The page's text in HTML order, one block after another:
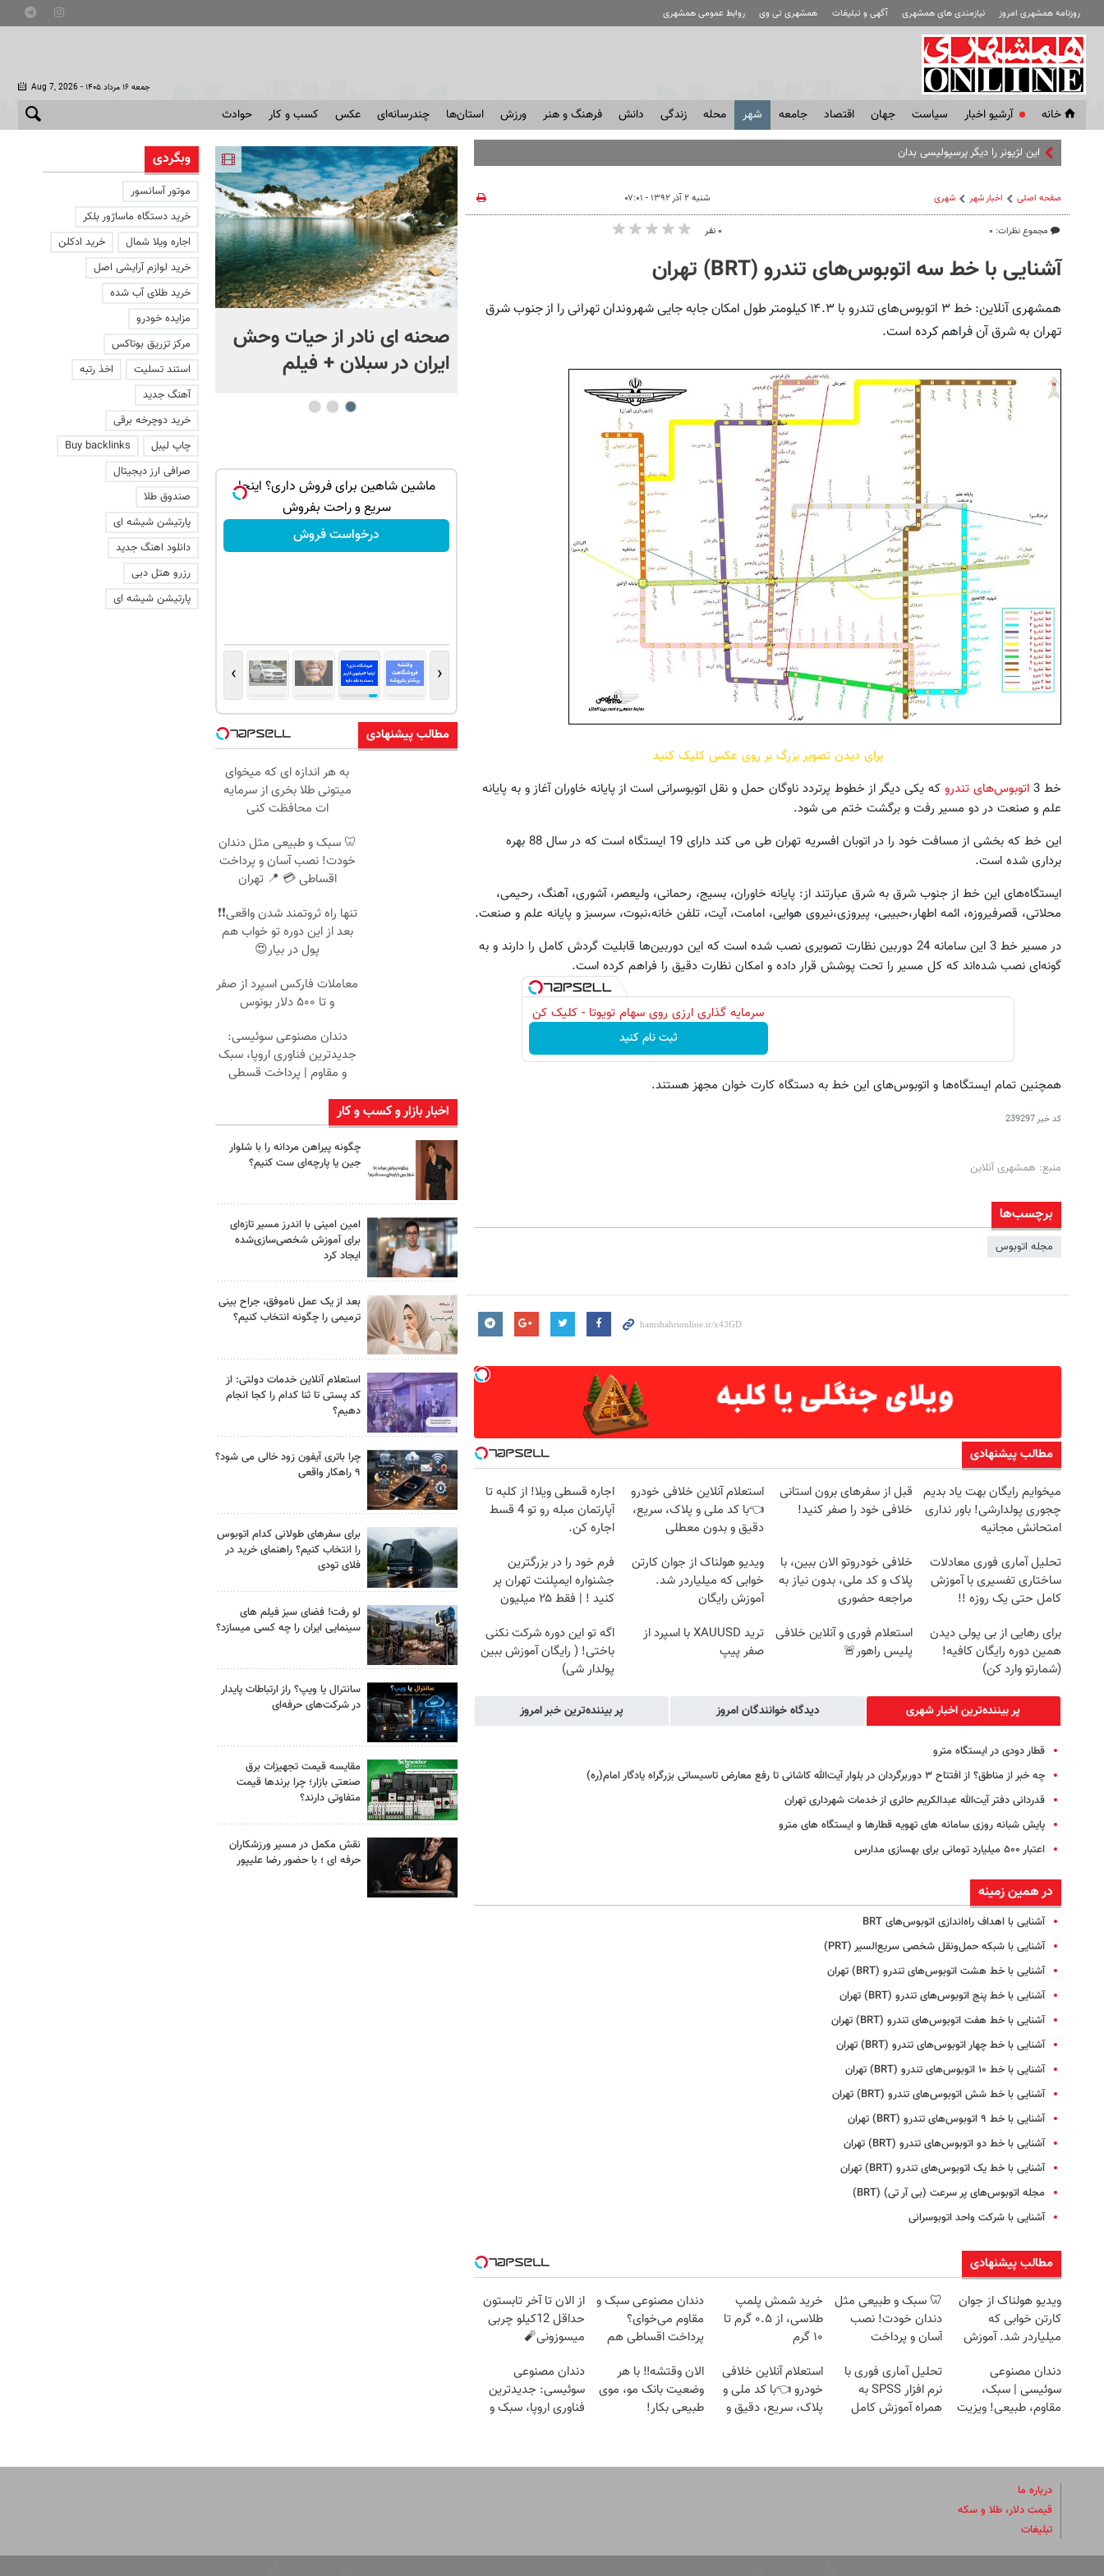
روزنامه همشهری امروز نیازمندی های همشهری آگهی و تبلیغات همشهری تی وی روابط عمومی همشهری
Aug 7, 2026 - جمعه ۱۶ مرداد ۱۴۰۵
خانه آرشیو اخبار سياست جهان اقتصاد جامعه شهر محله زندگی دانش فرهنگ و هنر ورزش استان‌ها چندرسانه‌ای عکس کسب و کار حوادث
این لژیونر را دیگر پرسپولیسی بدانید؛ فقط پرسپولیس
صفحه اصلی اخبار شهر شهری
مجموع نظرات: ۰
شنبه ۲ آذر ۱۳۹۲ - ۰۷:۰۱
۰ نفر
آشنایی با خط سه اتوبوس‌های تندرو (BRT) تهران
همشهری آنلاین: خط ۳ اتوبوس‌های تندرو با ۱۴.۳ کیلومتر طول امکان جابه جایی شهروندان تهرانی را از جنوب شرق
تهران به شرق آن فراهم کرده است.
برای دیدن تصویر بزرگ بر روی عکس کلیک کنید
خط 3
اتوبوس‌های تندرو که یکی دیگر از خطوط پرتردد ناوگان حمل و نقل اتوبوسرانی است از پایانه خاوران آغاز و به پایانه
علم و صنعت در دو مسیر رفت و برگشت ختم می شود.
این خط که بخشی از مسافت خود را در اتوبان افسریه تهران طی می کند دارای 19 ایستگاه است که در سال 88 بهره
برداری شده است.
ایستگاه‌های این خط از جنوب شرق به شرق عبارتند از: پایانه خاوران، بسیج، رحمانی، ولیعصر، آشوری، آهنگ، رحیمی،
محلاتی، قصرفیروزه، ائمه اطهار،حبیبی، پیروزی،نیروی هوایی، امامت، آیت، تلفن خانه،نبوت، سرسبز و پایانه علم و صنعت.
در مسیر خط 3 این سامانه 24 دوربین نظارت تصویری نصب شده است که این دوربین‌ها قابلیت گردش کامل را دارند و به
گونه‌ای نصب شده‌اند که کل مسیر را تحت پوشش قرار داده و امکان نظارت دقیق را فراهم کرده است.
سرمایه گذاری ارزی روی سهام تویوتا - کلیک کن
ثبت نام کنید
همچنین تمام ایستگاه‌ها و اتوبوس‌های این خط به دستگاه کارت خوان مجهز هستند.
کد خبر239297
منبع: همشهری آنلاین
برچسب‌ها
مجله اتوبوس
مطالب پیشنهادی
میخوایم رایگان بهت یاد بدیم
چجوری پولدارشی! باور نداری
امتحانش مجانیه
قبل از سفرهای برون استانی
خلافی خود را صفر کنید!
استعلام آنلاین خلافی خودرو
👈با کد ملی و پلاک، سریع،
دقیق و بدون معطلی
اجاره‌ قسطی ویلا! از کلبه تا
آپارتمان مبله رو تو 4 قسط
اجاره کن.
تحلیل آماری فوری معادلات
ساختاری تفسیری با آموزش
کامل حتی یک روزه !!
خلافی خودروتو الان ببین، با
پلاک و کد ملی، بدون نیاز به
مراجعه حضوری
ویدیو هولناک از جوان کارتن
خوابی که میلیاردر شد.
آموزش رایگان
فرم خود را در بزرگترین
جشنواره ایمپلنت تهران پر
کنید ! | فقط ۲۵ میلیون
برای رهایی از بی پولی دیدن
همین دوره رایگان کافیه!
(شمارتو وارد کن)
استعلام فوری و آنلاین خلافی
پلیس راهور🚨
ترید XAUUSD با اسپرد از
صفر پیپ
اگه تو این دوره شرکت نکنی
باختی! ( رایگان آموزش ببین
پولدار شی)
پر بیننده‌ترین اخبار شهری دیدگاه خوانندگان امروز پر بیننده‌ترین خبر امروز
قطار دودی در ایستگاه مترو
چه خبر از مناطق؟ از افتتاح ۳ دوربرگردان‌ در بلوار آیت‌الله کاشانی تا رفع معارض تاسیساتی بزرگراه یادگار امام(ره)
قدردانی دفتر آیت‌الله عبدالکریم حائری از خدمات شهرداری تهران
پایش شبانه روزی سامانه های تهویه قطارها و ایستگاه های مترو
اعتبار ۵۰۰ میلیارد تومانی برای بهسازی مدارس
در همین زمینه
آشنایی با اهداف راه‌اندازی اتوبوس‌های BRT
آشنایی با شبکه حمل‌ونقل شخصی سریع‌السیر (PRT)
آشنایی با خط هشت اتوبوس‌های تندرو (BRT) تهران
آشنایی با خط پنج اتوبوس‌های تندرو (BRT) تهران
آشنایی با خط هفت اتوبوس‌های تندرو (BRT) تهران
آشنایی با خط چهار اتوبوس‌های تندرو (BRT) تهران
آشنایی با خط ۱۰ اتوبوس‌های تندرو (BRT) تهران
آشنایی با خط شش اتوبوس‌های تندرو (BRT) تهران
آشنایی با خط ۹ اتوبوس‌های تندرو (BRT) تهران
آشنایی با خط دو اتوبوس‌های تندرو (BRT) تهران
آشنایی با خط یک اتوبوس‌های تندرو (BRT) تهران
مجله اتوبوس‌های پر سرعت (بی آر تی) (BRT)
آشنایی با شرکت واحد اتوبوسرانی
مطالب پیشنهادی
ویدیو هولناک از جوان
کارتن خوابی که
میلیاردر شد. آموزش
🦷 سبک و طبیعی مثل
دندان خودت! نصب
آسان و پرداخت
خرید شمش پلمپ
طلاسی، از ۰.۵ گرم تا
۱۰ گرم
دندان مصنوعی سبک و
مقاوم می‌خوای؟
پرداخت اقساطی هم
از الان تا آخر تابستون
حداقل 12کیلو چربی
میسوزونی🧨
دندان مصنوعی
سوئیسی | سبک،
مقاوم، طبیعی! ویزیت
تحلیل آماری فوری با
نرم افزار SPSS به
همراه آموزش کامل
استعلام آنلاین خلافی
خودرو 👈با کد ملی و
پلاک، سریع، دقیق و
الان وقتشه‼️ با هر
وضعیت بانک مو، موی
طبیعی بکار!
دندان مصنوعی
سوئیسی: جدیدترین
فناوری اروپا، سبک و
حمله کند فلج می شویم
صحنه ای نادر از حیات وحش
ایران در سبلان + فیلم
ایران می‌تواند ما را کاملاً
کند
از اینجا شروع می‌شه، برای
درآمد بیشتر، آماده‌ای؟
بازدید آنلاین‌شاپت رو زیاد کن، بازدید بالاتر =
درآمد بیشتر
فروشنده شو
با این روش توی خونه،سفیدی و زیبایی
دندوناتو برگردون(40%off)
ماشین شاهین برای فروش داری؟ اینجا
سریع و راحت بفروش
درخواست فروش
‹
›
مطالب پیشنهادی
به هر اندازه ای که میخوای
میتونی طلا بخری از سرمایه
ات محافظت کنی
🦷 سبک و طبیعی مثل دندان
خودت! نصب آسان و پرداخت
اقساطی 💳 📍 تهران
تنها راه ثروتمند شدن واقعی❗❗
بعد از این دوره تو خواب هم
پول در بیار😍
معاملات فارکس اسپرد از صفر
و تا ۵۰۰ دلار بونوس
دندان مصنوعی سوئیسی:
جدیدترین فناوری اروپا، سبک
و مقاوم | پرداخت قسطی
اخبار بازار و کسب و کار
چگونه پیراهن مردانه را با شلوار
جین یا پارچه‌ای ست کنیم؟
امین امینی با اندرز مسیر تازه‌ای
برای آموزش شخصی‌سازی‌شده
ایجاد کرد
بعد از یک عمل ناموفق، جراح بینی
ترمیمی را چگونه انتخاب کنیم؟
استعلام آنلاین خدمات دولتی: از
کد پستی تا ثنا کدام را کجا انجام
دهیم؟
چرا باتری آیفون زود خالی می شود؟
۹ راهکار واقعی
برای سفرهای طولانی کدام اتوبوس
را انتخاب کنیم؟ راهنمای خرید در
فلای تودی
لو رفت! فضای سبز فیلم های
سینمایی ایران را چه کسی میسازد؟
سانترال یا ویپ؟ راز ارتباطات پایدار
در شرکت‌های حرفه‌ای
مقایسه قیمت تجهیزات برق
صنعتی بازار؛ چرا برندها قیمت
متفاوتی دارند؟
نقش مکمل در مسیر ورزشکاران
حرفه ای ؛ با حضور رضا علیپور
وبگردی
موتور آسانسور
خرید دستگاه ماساژور بلکر
اجاره ویلا شمال
خرید ادکلن
خرید لوازم آرایشی اصل
خرید طلای آب شده
مزایده خودرو
مرکز تزریق بوتاکس
استند تسلیت
اخذ رتبه
آهنگ جدید
خرید دوچرخه برقی
چاپ لیبل
Buy backlinks
صرافی ارز دیجیتال
صندوق طلا
پارتیشن شیشه ای
دانلود اهنگ جدید
رزرو هتل دبی
پارتیشن شیشه ای
درباره ما
قیمت دلار، طلا و سکه
تبلیغات